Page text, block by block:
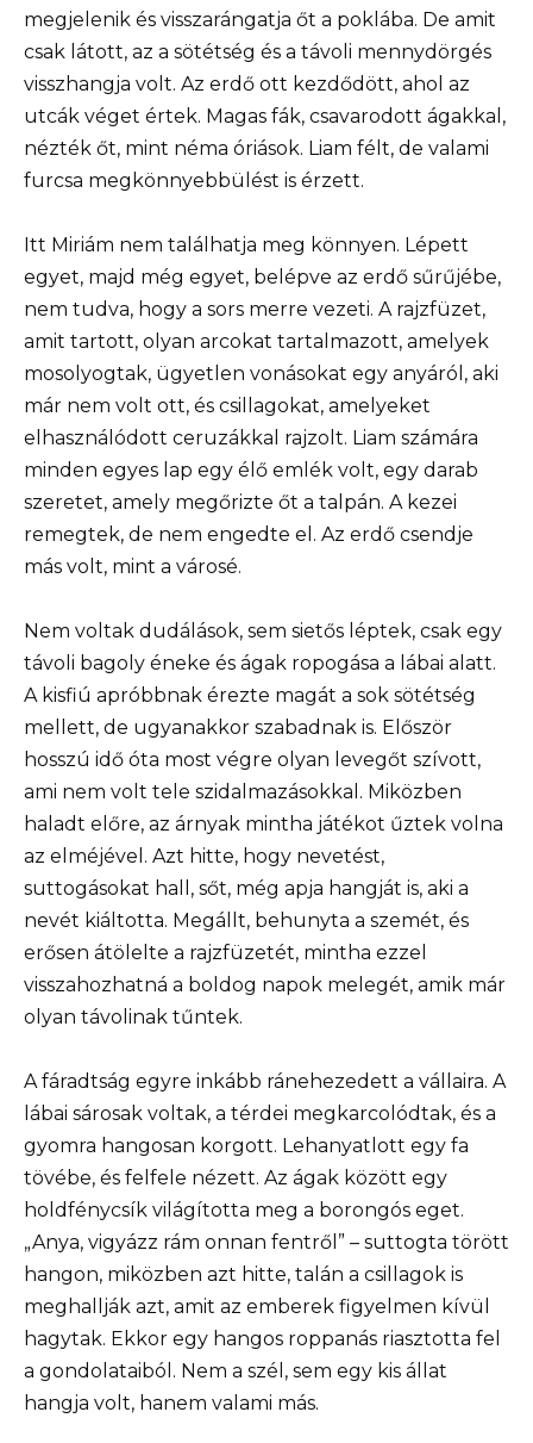
megjelenik és visszarángatja őt a poklába. De amit
csak látott, az a sötétség és a távoli mennydörgés
visszhangja volt. Az erdő ott kezdődött, ahol az
utcák véget értek. Magas fák, csavarodott ágakkal,
nézték őt, mint néma óriások. Liam félt, de valami
furcsa megkönnyebbülést is érzett.
Itt Miriám nem találhatja meg könnyen. Lépett
egyet, majd még egyet, belépve az erdő sűrűjébe,
nem tudva, hogy a sors merre vezeti. A rajzfüzet,
amit tartott, olyan arcokat tartalmazott, amelyek
mosolyogtak, ügyetlen vonásokat egy anyáról, aki
már nem volt ott, és csillagokat, amelyeket
elhasználódott ceruzákkal rajzolt. Liam számára
minden egyes lap egy élő emlék volt, egy darab
szeretet, amely megőrizte őt a talpán. A kezei
remegtek, de nem engedte el. Az erdő csendje
más volt, mint a városé.
Nem voltak dudálások, sem sietős léptek, csak egy
távoli bagoly éneke és ágak ropogása a lábai alatt.
A kisfiú apróbbnak érezte magát a sok sötétség
mellett, de ugyanakkor szabadnak is. Először
hosszú idő óta most végre olyan levegőt szívott,
ami nem volt tele szidalmazásokkal. Miközben
haladt előre, az árnyak mintha játékot űztek volna
az elméjével. Azt hitte, hogy nevetést,
suttogásokat hall, sőt, még apja hangját is, aki a
nevét kiáltotta. Megállt, behunyta a szemét, és
erősen átölelte a rajzfüzetét, mintha ezzel
visszahozhatná a boldog napok melegét, amik már
olyan távolinak tűntek.
A fáradtság egyre inkább ránehezedett a vállaira. A
lábai sárosak voltak, a térdei megkarcolódtak, és a
gyomra hangosan korgott. Lehanyatlott egy fa
tövébe, és felfele nézett. Az ágak között egy
holdfénycsík világította meg a borongós eget.
„Anya, vigyázz rám onnan fentről” – suttogta törött
hangon, miközben azt hitte, talán a csillagok is
meghallják azt, amit az emberek figyelmen kívül
hagytak. Ekkor egy hangos roppanás riasztotta fel
a gondolataiból. Nem a szél, sem egy kis állat
hangja volt, hanem valami más.